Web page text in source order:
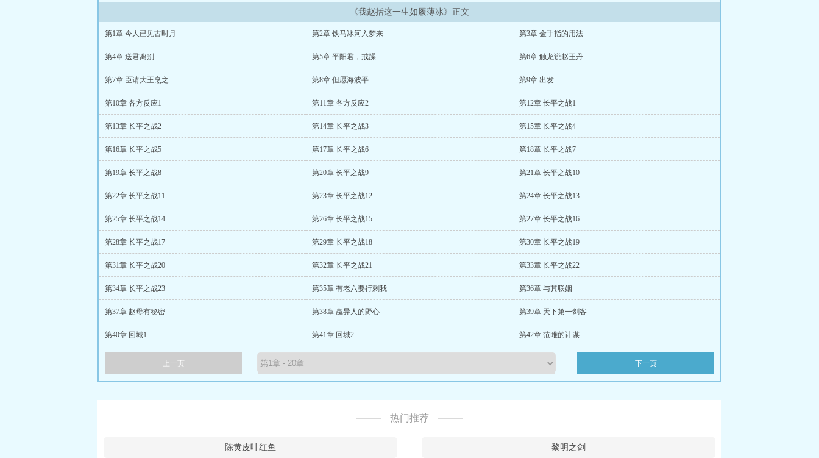
《我赵括这一生如履薄冰》正文
第1章 今人已见古时月 第2章 铁马冰河入梦来 第3章 金手指的用法
第4章 送君离别 第5章 平阳君，戒躁 第6章 触龙说赵王丹
第7章 臣请大王烹之 第8章 但愿海波平 第9章 出发
第10章 各方反应1 第11章 各方反应2 第12章 长平之战1
第13章 长平之战2 第14章 长平之战3 第15章 长平之战4
第16章 长平之战5 第17章 长平之战6 第18章 长平之战7
第19章 长平之战8 第20章 长平之战9 第21章 长平之战10
第22章 长平之战11 第23章 长平之战12 第24章 长平之战13
第25章 长平之战14 第26章 长平之战15 第27章 长平之战16
第28章 长平之战17 第29章 长平之战18 第30章 长平之战19
第31章 长平之战20 第32章 长平之战21 第33章 长平之战22
第34章 长平之战23 第35章 有老六要行刺我 第36章 与其联姻
第37章 赵母有秘密 第38章 嬴异人的野心 第39章 天下第一剑客
第40章 回城1 第41章 回城2 第42章 范雎的计谋
上一页 下一页
热门推荐
陈黄皮叶红鱼 黎明之剑